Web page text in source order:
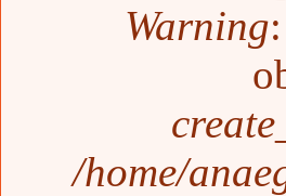
Warning
/home/